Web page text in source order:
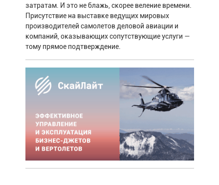
затратам. И это не блажь, скорее веление времени.
Присутствие на выставке ведущих мировых
производителей самолетов деловой авиации и
компаний, оказывающих сопутствующие услуги —
тому прямое подтверждение.